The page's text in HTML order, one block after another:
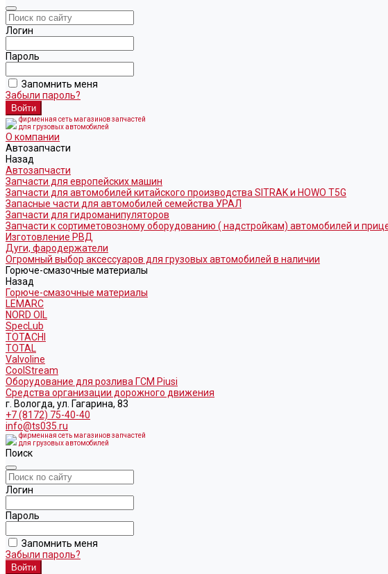
Логин
Пароль
Запомнить меня
Забыли пароль?
фирменная сеть магазинов запчастей
для грузовых автомобилей
О компании
Автозапчасти
Назад
Автозапчасти
Запчасти для европейских машин
Запчасти для автомобилей китайского производства SITRAK и HOWO T5G
Запасные части для автомобилей семейства УРАЛ
Запчасти для гидроманипуляторов
Запчасти к сортиметовозному оборудованию ( надстройкам) автомобилей и
Изготовление РВД
Дуги, фародержатели
Огромный выбор аксессуаров для грузовых автомобилей в наличии
Горюче-смазочные материалы
Назад
Горюче-смазочные материалы
LEMARC
NORD OIL
SpecLub
TOTACHI
TOTAL
Valvoline
CoolStream
Оборудование для розлива ГСМ Piusi
Средства организации дорожного движения
г. Вологда, ул. Гагарина, 83
+7 (8172) 75-40-40
info@ts035.ru
фирменная сеть магазинов запчастей
для грузовых автомобилей
Поиск
Логин
Пароль
Запомнить меня
Забыли пароль?